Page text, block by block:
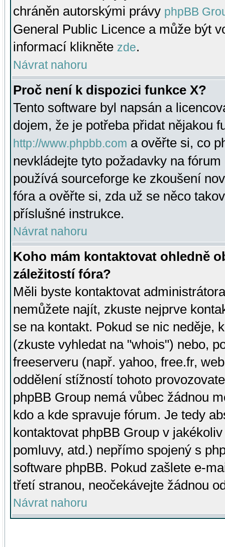
chráněn autorskými právy phpBB
General Public Licence a může být
informací klikněte zde.
Návrat nahoru
Proč není k dispozici funkce X?
Tento software byl napsán a
dojem, že je potřeba přidat nějakou
http://www.phpbb.com a ověřte si, co
nevkládejte tyto požadavky na
používá sourceforge ke zkoušení
fóra a ověřte si, zda už se něco
příslušné instrukce.
Návrat nahoru
Koho mám kontaktovat ohledně
záležitostí fóra?
Měli byste kontaktovat
nemůžete najít, zkuste nejprve
se na kontakt. Pokud se nic neděje,
(zkuste vyhledat na "whois") nebo,
freeserveru (např. yahoo, free.fr,
oddělení stížností tohoto
phpBB Group nemá vůbec žádnou
kdo a kde spravuje fórum. Je tedy
kontaktovat phpBB Group v
pomluvy, atd.) nepřímo spojený s
software phpBB. Pokud zašlete e-
třetí stranou, neočekávejte žádnou
Návrat nahoru